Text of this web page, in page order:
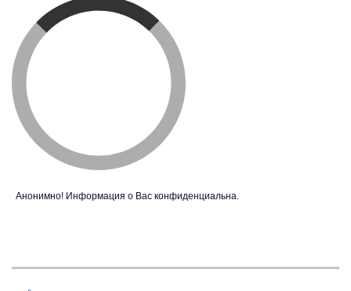
Анонимно! Информация о Вас конфиденциальна.